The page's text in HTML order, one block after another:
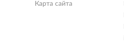
Карта сайта